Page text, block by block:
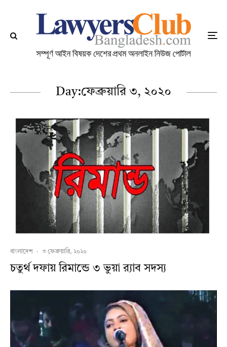
Day:ফেব্রুয়ারি ৩, ২০২০
বাংলাদেশ · ৩ ফেব্রুয়ারি, ২০২০
চতুর্থ দফায় রিমান্ডে ৩ ভুয়া র‌্যাব সদস্য